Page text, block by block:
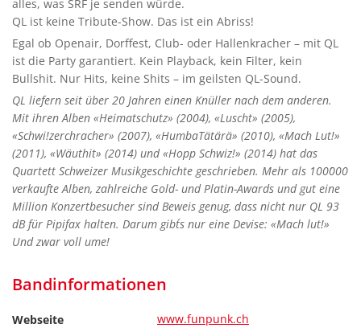
alles, was SRF je senden würde.
QL ist keine Tribute-Show. Das ist ein Abriss!
Egal ob Openair, Dorffest, Club- oder Hallenkracher – mit QL
ist die Party garantiert. Kein Playback, kein Filter, kein
Bullshit. Nur Hits, keine Shits – im geilsten QL-Sound.
QL liefern seit über 20 Jahren einen Knüller nach dem anderen.
Mit ihren Alben «Heimatschutz» (2004), «Luscht» (2005),
«Schwi!zerchracher» (2007), «HumbaTätärä» (2010), «Mach Lut!»
(2011), «Wäuthit» (2014) und «Hopp Schwiz!» (2014) hat das
Quartett Schweizer Musikgeschichte geschrieben. Mehr als 100´000
verkaufte Alben, zahlreiche Gold- und Platin-Awards und gut eine
Million Konzertbesucher sind Beweis genug, dass nicht nur QL 93
dB für Pipifax halten. Darum gibt´s nur eine Devise: «Mach lut!»
Und zwar voll ume!
Bandinformationen
Webseite
www.funpunk.ch